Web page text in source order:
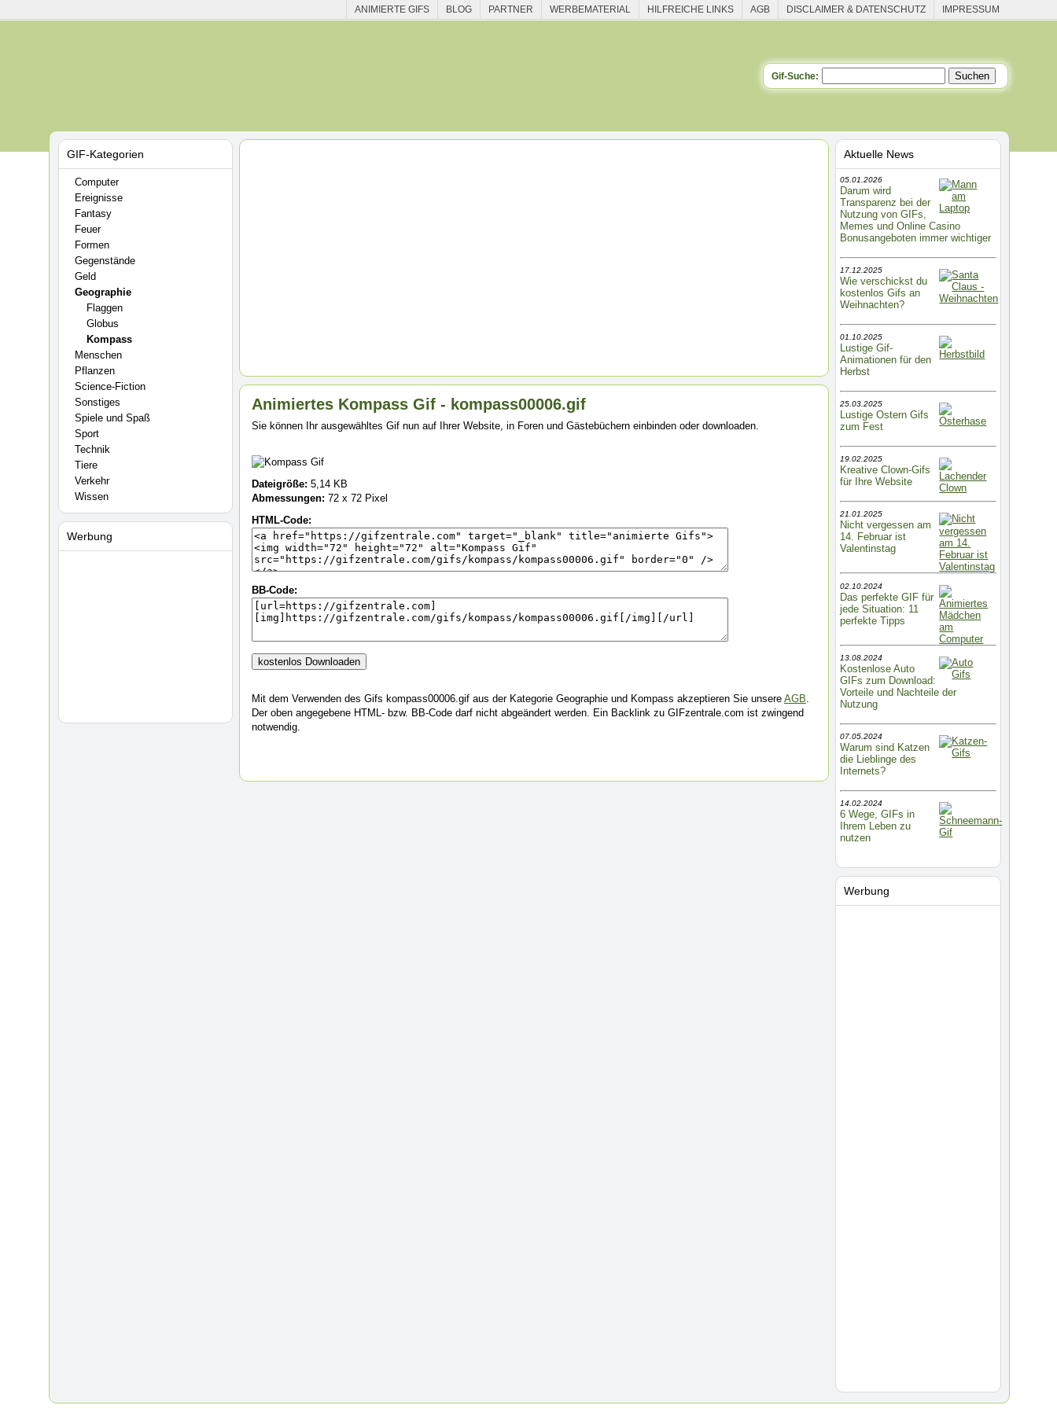
ANIMIERTE GIFS BLOG PARTNER WERBEMATERIAL HILFREICHE LINKS AGB DISCLAIMER & DATENSCHUTZ IMPRESSUM
Gif-Suche:
GIF-Kategorien
Computer
Ereignisse
Fantasy
Feuer
Formen
Gegenstände
Geld
Geographie
Flaggen
Globus
Kompass
Menschen
Pflanzen
Science-Fiction
Sonstiges
Spiele und Spaß
Sport
Technik
Tiere
Verkehr
Wissen
Werbung
Animiertes Kompass Gif - kompass00006.gif
Sie können Ihr ausgewähltes Gif nun auf Ihrer Website, in Foren und Gästebüchern einbinden oder downloaden.
Dateigröße: 5,14 KB
Abmessungen: 72 x 72 Pixel
HTML-Code:
BB-Code:
Mit dem Verwenden des Gifs kompass00006.gif aus der Kategorie Geographie und Kompass akzeptieren Sie unsere AGB.
Der oben angegebene HTML- bzw. BB-Code darf nicht abgeändert werden. Ein Backlink zu GIFzentrale.com ist zwingend
notwendig.
Aktuelle News
05.01.2026
Darum wird
Transparenz bei der
Nutzung von GIFs,
Memes und Online Casino
Bonusangeboten immer wichtiger
17.12.2025
Wie verschickst du
kostenlos Gifs an
Weihnachten?
01.10.2025
Lustige Gif-
Animationen für den
Herbst
25.03.2025
Lustige Ostern Gifs
zum Fest
19.02.2025
Kreative Clown-Gifs
für Ihre Website
21.01.2025
Nicht vergessen am
14. Februar ist
Valentinstag
02.10.2024
Das perfekte GIF für
jede Situation: 11
perfekte Tipps
13.08.2024
Kostenlose Auto
GIFs zum Download:
Vorteile und Nachteile der
Nutzung
07.05.2024
Warum sind Katzen
die Lieblinge des
Internets?
14.02.2024
6 Wege, GIFs in
Ihrem Leben zu
nutzen
Werbung